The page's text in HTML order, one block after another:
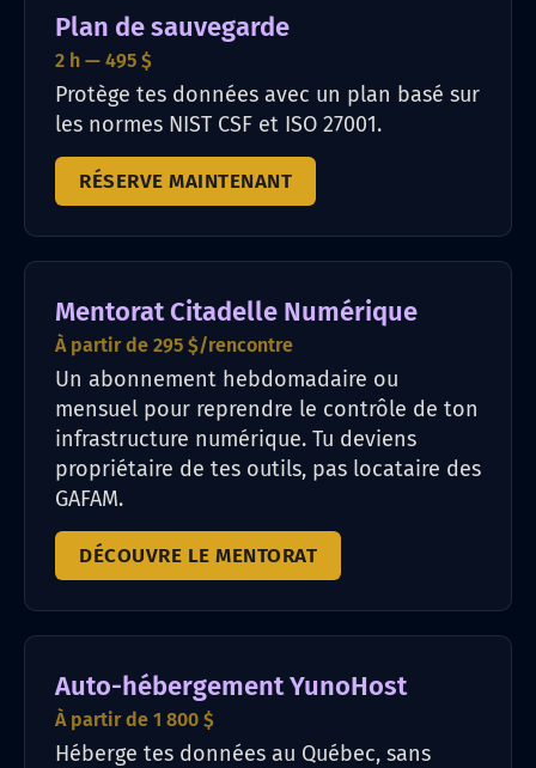
Plan de sauvegarde
2 h — 495 $
Protège tes données avec un plan basé sur
les normes NIST CSF et ISO 27001.
RÉSERVE MAINTENANT
Mentorat Citadelle Numérique
À partir de 295 $/rencontre
Un abonnement hebdomadaire ou
mensuel pour reprendre le contrôle de ton
infrastructure numérique. Tu deviens
propriétaire de tes outils, pas locataire des
GAFAM.
DÉCOUVRE LE MENTORAT
Auto-hébergement YunoHost
À partir de 1 800 $
Héberge tes données au Québec, sans